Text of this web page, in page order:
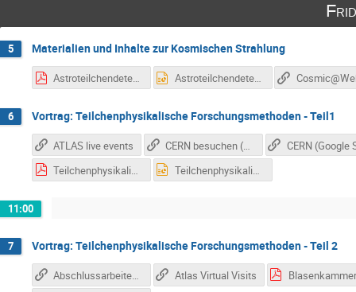
5 Materialien und Inhalte zur Kosmischen Strahlung
Astroteilchendetektoren.pdf Astroteilchendetektoren.pptx
6 Vortrag: Teilchenphysikalische Forschungsmethoden - Teil1
ATLAS live events
CERN besuchen (visitor service)
Teilchenphysikalische_Forschungsmethoden_I.pdf
Teilchenphysikalische_Forschungsmethoden_I.pptx
11:00
7 Vortrag: Teilchenphysikalische Forschungsmethoden - Teil 2
Abschlussarbeiten zur Teilchenidentifikation mit Detektoren
Atlas Virtual Visits